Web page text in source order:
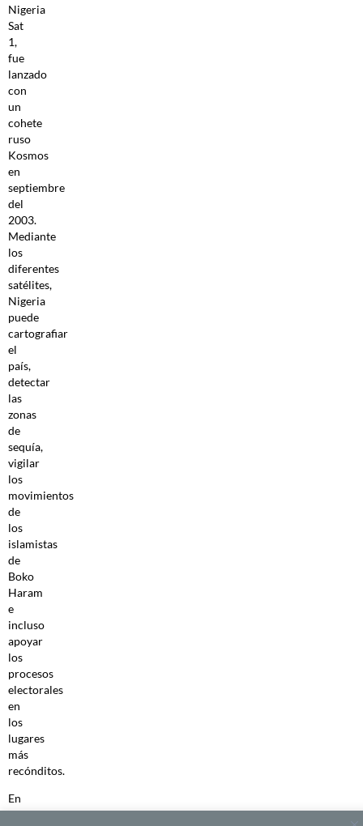
Nigeria
Sat
1,
fue
lanzado
con
un
cohete
ruso
Kosmos
en
septiembre
del
2003.
Mediante
los
diferentes
satélites,
Nigeria
puede
cartografiar
el
país,
detectar
las
zonas
de
sequía,
vigilar
los
movimientos
de
los
islamistas
de
Boko
Haram
e
incluso
apoyar
los
procesos
electorales
en
los
lugares
más
recónditos.
En
cuanto